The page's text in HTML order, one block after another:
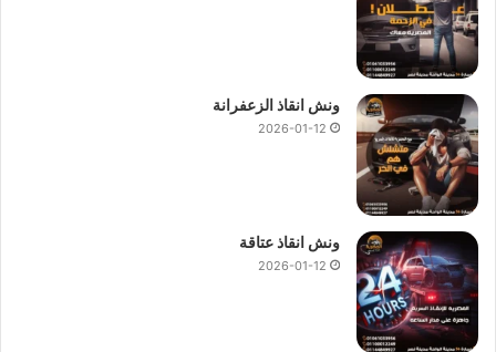
ونش انقاذ الزعفرانة
2026-01-12
ونش انقاذ عتاقة
2026-01-12